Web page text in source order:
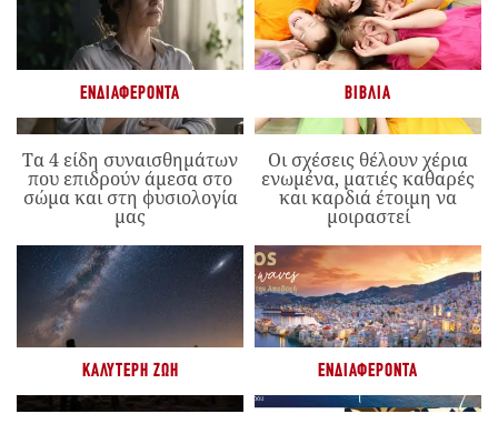
ΕΝΔΙΑΦΈΡΟΝΤΑ
Τα 4 είδη συναισθημάτων
που επιδρούν άμεσα στο
σώμα και στη φυσιολογία
μας
ΒΙΒΛΊΑ
Οι σχέσεις θέλουν χέρια
ενωμένα, ματιές καθαρές
και καρδιά έτοιμη να
μοιραστεί
ΚΑΛΎΤΕΡΗ ΖΩΉ ΕΝΔΙΑΦΈΡΟΝΤΑ